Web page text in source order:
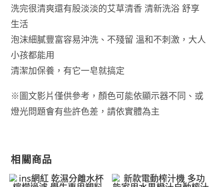
洗完很清爽還有股淡淡的艾草清香 清新洗浴 舒享
生活
泡沫細膩豐富容易沖洗、不殘留 溫和不刺激，大人
小孩都能用
清潔加保養，有它一皂就搞定
※圖文影片僅供參考，顏色可能依顯示器不同、或
燈光問題會有些許色差，請依實體為主
相關商品